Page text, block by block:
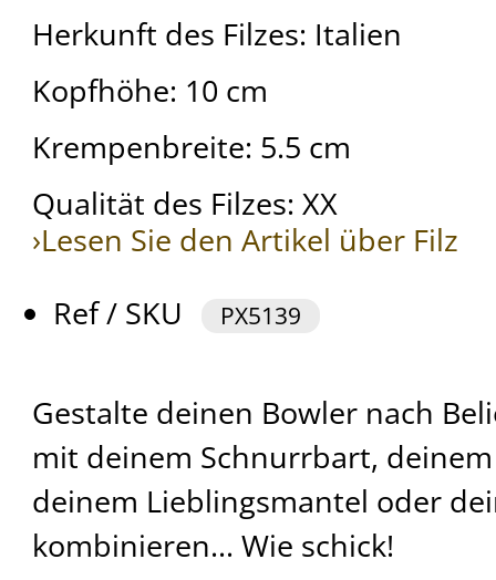
Herkunft des Filzes: Italien
Kopfhöhe: 10 cm
Krempenbreite: 5.5 cm
Qualität des Filzes: XX
›Lesen Sie den Artikel über Filz
Ref / SKU
PX5139
Gestalte deinen Bowler nach
mit deinem Schnurrbart,
deinem Lieblingsmantel oder
kombinieren... Wie schick!